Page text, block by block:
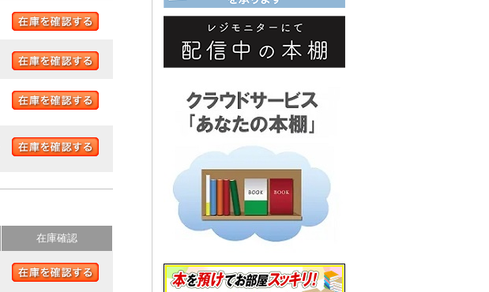
在庫確認